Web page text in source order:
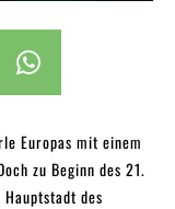
Europas mit einem
zu Beginn des 21.
des